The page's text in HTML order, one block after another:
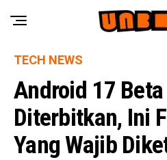
TECH NEWS
Android 17
Diterbitkan, Ini
Yang Wajib